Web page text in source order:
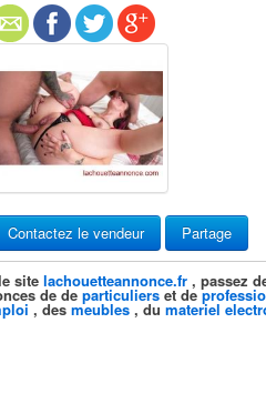
Contactez le vendeur Partage
site lachouetteannonce.fr , passez
de de particuliers et de
, des meubles , du materiel